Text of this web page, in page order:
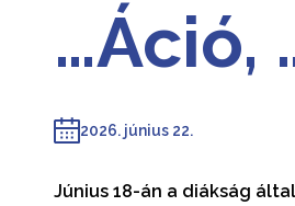
…Áció,
2026. június 22.
Június 18-án a diákság